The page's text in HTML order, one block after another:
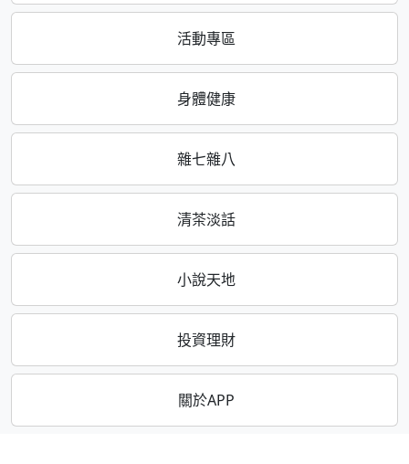
活動專區
身體健康
雜七雜八
清茶淡話
小說天地
投資理財
關於APP